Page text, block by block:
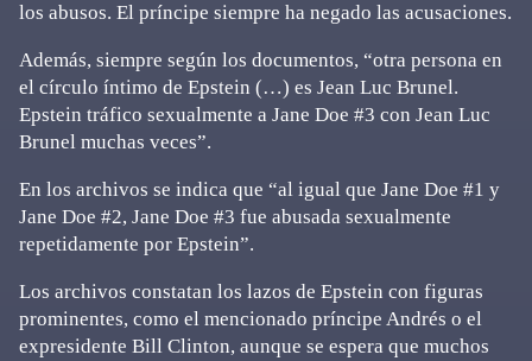
los abusos. El príncipe siempre ha negado las acusaciones.
Además, siempre según los documentos, “otra persona en
el círculo íntimo de Epstein (…) es Jean Luc Brunel.
Epstein tráfico sexualmente a Jane Doe #3 con Jean Luc
Brunel muchas veces”.
En los archivos se indica que “al igual que Jane Doe #1 y
Jane Doe #2, Jane Doe #3 fue abusada sexualmente
repetidamente por Epstein”.
Los archivos constatan los lazos de Epstein con figuras
prominentes, como el mencionado príncipe Andrés o el
expresidente Bill Clinton, aunque se espera que muchos